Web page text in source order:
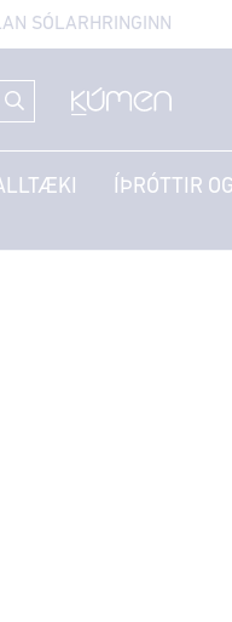
SÓLARHRINGINN
ÍÞRÓTTIR